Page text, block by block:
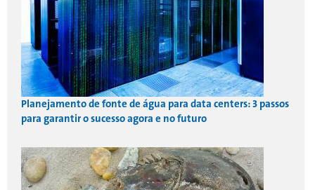
Planejamento de fonte de água para data centers: 3 passos
para garantir o sucesso agora e no futuro